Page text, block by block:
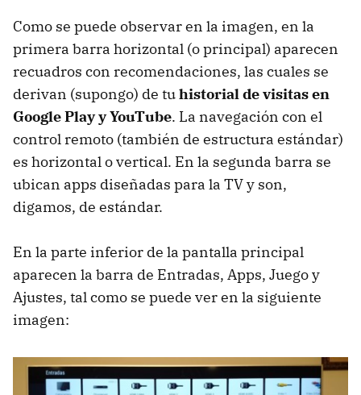
Como se puede observar en la imagen, en la
primera barra horizontal (o principal) aparecen
recuadros con recomendaciones, las cuales se
derivan (supongo) de tuhistorial de visitas en
Google Play y YouTube. La navegación con el
control remoto (también de estructura estándar)
es horizontal o vertical. En la segunda barra se
ubican apps diseñadas para la TV y son,
digamos, de estándar.
En la parte inferior de la pantalla principal
aparecen la barra de Entradas, Apps, Juego y
Ajustes, tal como se puede ver en la siguiente
imagen: